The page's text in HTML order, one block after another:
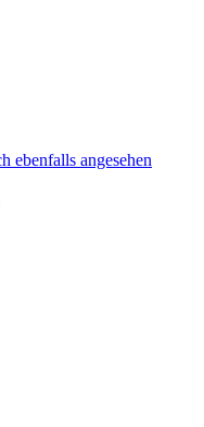
ebenfalls angesehen